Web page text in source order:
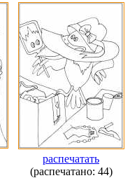
распечатать
(распечатано: 44)